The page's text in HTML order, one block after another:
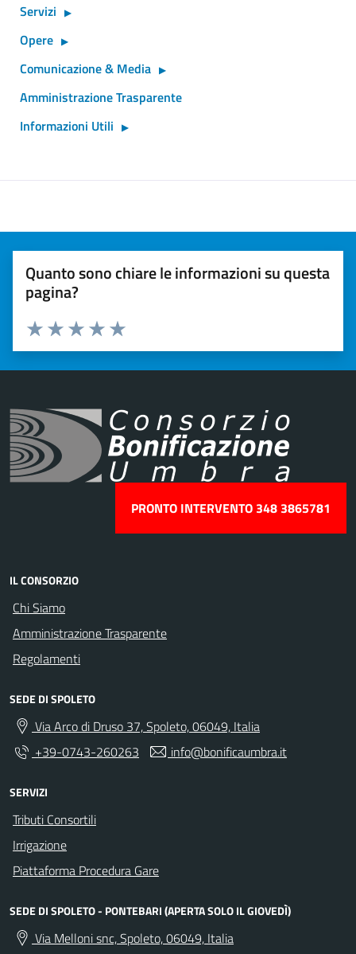
Servizi
Opere
Comunicazione & Media
Amministrazione Trasparente
Informazioni Utili
Quanto sono chiare le informazioni su questa
pagina?
Valuta 5 stelle su 5
Valuta 4 stelle su 5
Valuta 3 stelle su 5
Valuta 2 stelle su 5
Valuta 1 stelle su 5
PRONTO INTERVENTO 348 3865781
IL CONSORZIO
Chi Siamo
Amministrazione Trasparente
Regolamenti
SEDE DI SPOLETO
Via Arco di Druso 37, Spoleto, 06049, Italia
+39-0743-260263
info@bonificaumbra.it
SERVIZI
Tributi Consortili
Irrigazione
Piattaforma Procedura Gare
SEDE DI SPOLETO - PONTEBARI (APERTA SOLO IL GIOVEDÌ)
Via Melloni snc, Spoleto, 06049, Italia